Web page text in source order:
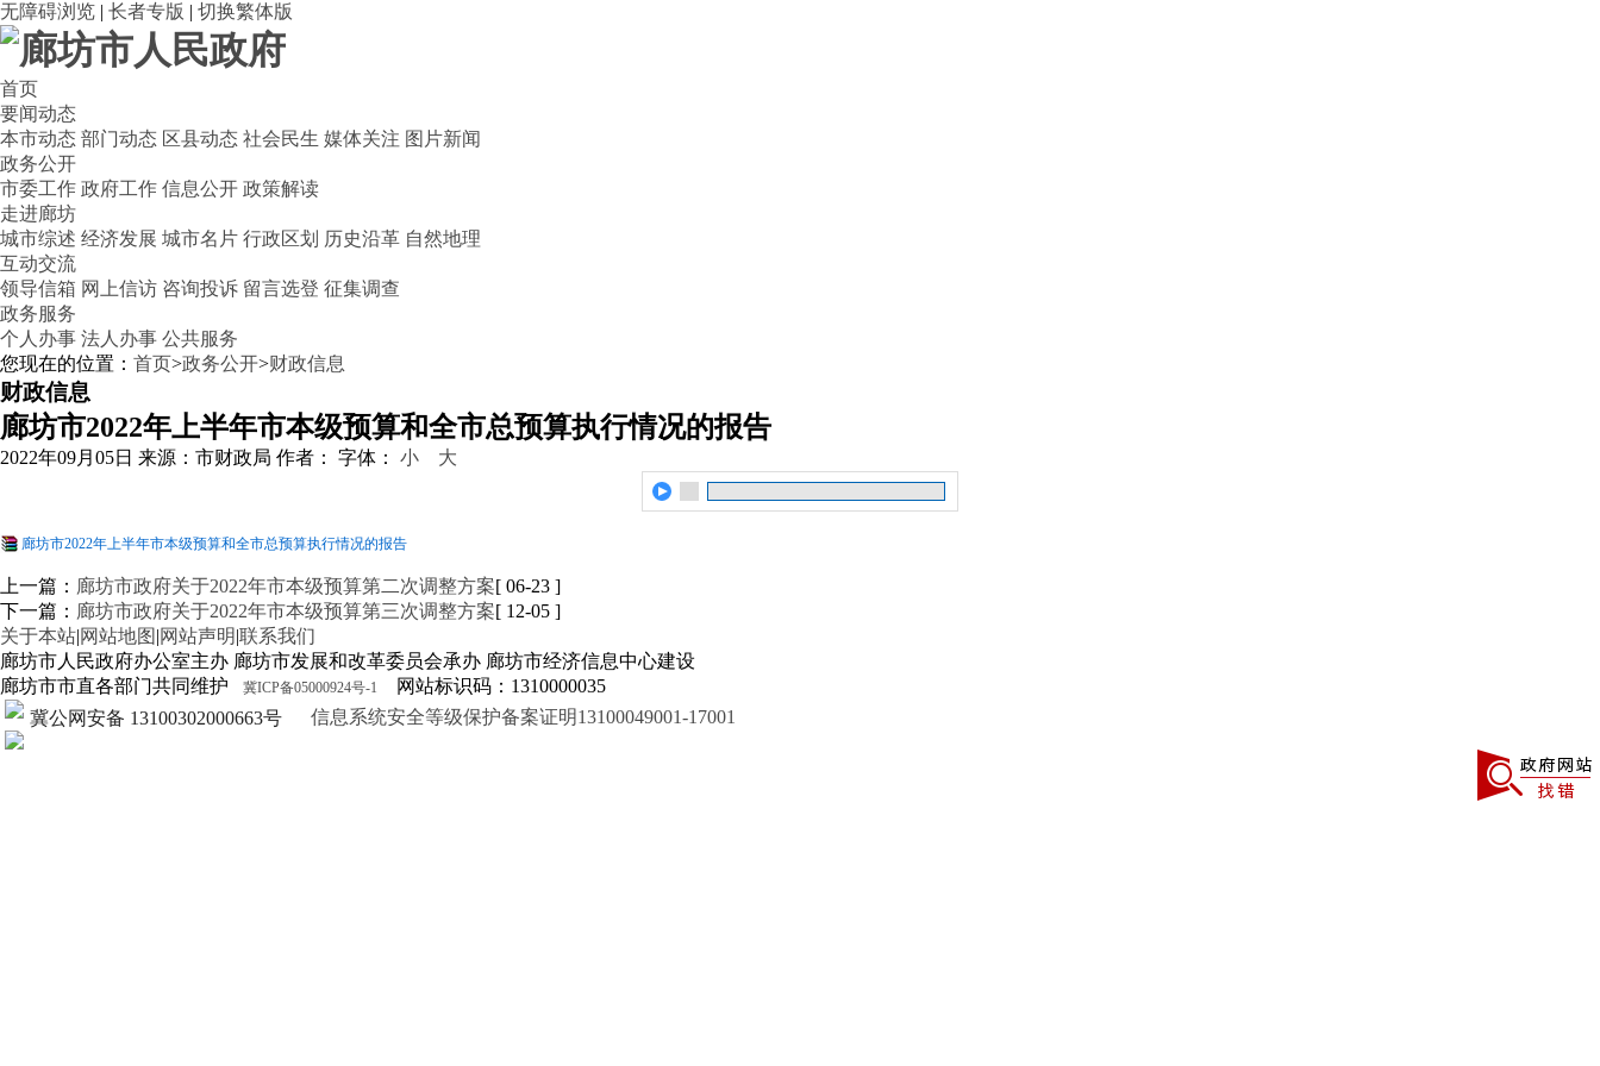
无障碍浏览 | 长者专版 | 切换繁体版
首页
要闻动态
本市动态 部门动态 区县动态 社会民生 媒体关注 图片新闻
政务公开
市委工作 政府工作 信息公开 政策解读
走进廊坊
城市综述 经济发展 城市名片 行政区划 历史沿革 自然地理
互动交流
领导信箱 网上信访 咨询投诉 留言选登 征集调查
政务服务
个人办事 法人办事 公共服务
您现在的位置： 首页>政务公开>财政信息
财政信息
廊坊市2022年上半年市本级预算和全市总预算执行情况的报告
2022年09月05日 来源：市财政局 作者： 字体： 小 大
廊坊市2022年上半年市本级预算和全市总预算执行情况的报告
上一篇： 廊坊市政府关于2022年市本级预算第二次调整方案[ 06-23 ]
下一篇： 廊坊市政府关于2022年市本级预算第三次调整方案[ 12-05 ]
关于本站|网站地图 |网站声明|联系我们
廊坊市人民政府办公室主办 廊坊市发展和改革委员会承办 廊坊市经济信息中心建设
廊坊市市直各部门共同维护
冀ICP备05000924号-1
网站标识码：1310000035
冀公网安备 13100302000663号
信息系统安全等级保护备案证明13100049001-17001